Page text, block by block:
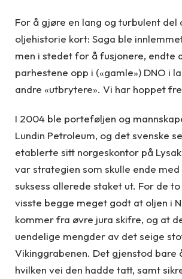
For å gjøre en lang og turbulent del
oljehistorie kort: Saga ble
men i stedet for å fusjonere, endte
parhestene opp i («gamle») DNO i
andre «utbrytere». Vi har hoppet
I 2004 ble porteføljen og
Lundin Petroleum, og det svenske
etablerte sitt norgeskontor på
var strategien som skulle ende med
suksess allerede staket ut. For de
visste begge meget godt at oljen i
kommer fra øvre jura skifre, og at
uendelige mengder av det seige
Vikinggrabenen. Det gjenstod bare
hvilken vei den hadde tatt, samt